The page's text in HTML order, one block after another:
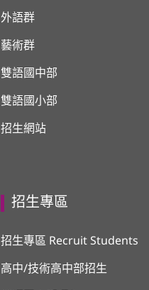
外語群
藝術群
雙語國中部
雙語國小部
招生網站
招生專區
招生專區 Recruit Students
高中/技術高中部招生